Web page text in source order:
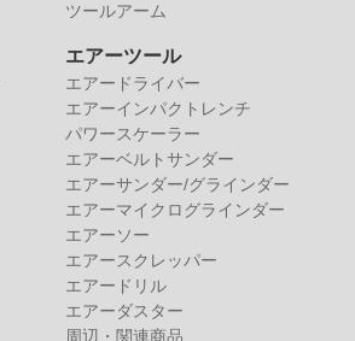
ツールアーム
エアーツール
エアードライバー
エアーインパクトレンチ
パワースケーラー
エアーベルトサンダー
エアーサンダー/グラインダー
エアーマイクログラインダー
エアーソー
エアースクレッパー
エアードリル
エアーダスター
周辺・関連商品